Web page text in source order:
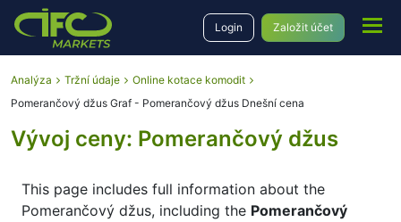
Login Založit účet
Analýza Tržní údaje
Online kotace komodit
Pomerančový džus Graf - Pomerančový džus Dnešní cena
Vývoj ceny: Pomerančový džus
This page includes full information about the
Pomerančový džus, including the Pomerančový